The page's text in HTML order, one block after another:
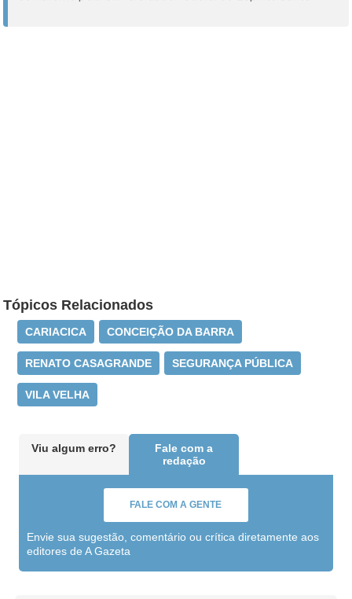
Tópicos Relacionados
CARIACICA CONCEIÇÃO DA BARRA
RENATO CASAGRANDE SEGURANÇA PÚBLICA
VILA VELHA
Viu algum erro?
Fale com a
redação
FALE COM A GENTE
Envie sua sugestão, comentário ou crítica diretamente aos
editores de A Gazeta